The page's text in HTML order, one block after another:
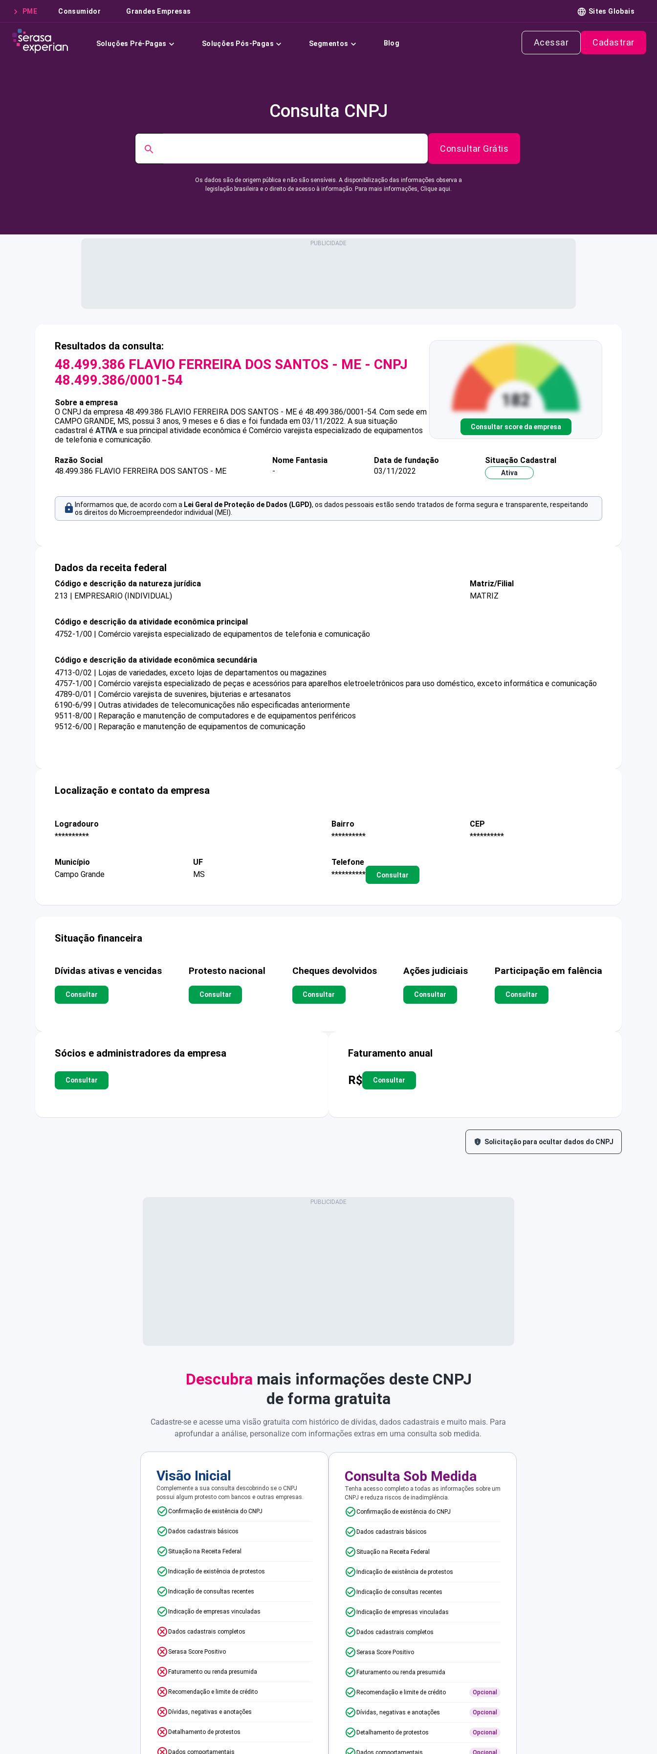
PME Consumidor Grandes Empresas Sites Globais
Soluções Pré-Pagas Soluções Pós-Pagas Segmentos Blog Acessar Cadastrar
Consulta CNPJ
Consultar Grátis
Os dados são de origem pública e não são sensíveis. A disponibilização das informações observa a
legislação brasileira e o direito de acesso à informação. Para mais informações, Clique aqui.
Resultados da consulta:
48.499.386 FLAVIO FERREIRA DOS SANTOS - ME - CNPJ
48.499.386/0001-54
Sobre a empresa
O CNPJ da empresa 48.499.386 FLAVIO FERREIRA DOS SANTOS - ME é 48.499.386/0001-54. Com sede em
CAMPO GRANDE, MS, possui 3 anos, 9 meses e 6 dias e foi fundada em 03/11/2022. A sua situação
cadastral é ATIVA e sua principal atividade econômica é Comércio varejista especializado de equipamentos
de telefonia e comunicação.
Consultar score da empresa
Razão Social
48.499.386 FLAVIO FERREIRA DOS SANTOS - ME
Nome Fantasia
-
Data de fundação
03/11/2022
Situação Cadastral
Ativa
Informamos que, de acordo com a Lei Geral de Proteção de Dados (LGPD), os dados pessoais estão sendo tratados de forma segura e transparente, respeitando
os direitos do Microempreendedor individual (MEI).
Dados da receita federal
Código e descrição da natureza jurídica
213 | EMPRESARIO (INDIVIDUAL)
Matriz/Filial
MATRIZ
Código e descrição da atividade econômica principal
4752-1/00 | Comércio varejista especializado de equipamentos de telefonia e comunicação
Código e descrição da atividade econômica secundária
4713-0/02 | Lojas de variedades, exceto lojas de departamentos ou magazines
4757-1/00 | Comércio varejista especializado de peças e acessórios para aparelhos eletroeletrônicos para uso doméstico, exceto informática e comunicação
4789-0/01 | Comércio varejista de suvenires, bijuterias e artesanatos
6190-6/99 | Outras atividades de telecomunicações não especificadas anteriormente
9511-8/00 | Reparação e manutenção de computadores e de equipamentos periféricos
9512-6/00 | Reparação e manutenção de equipamentos de comunicação
Localização e contato da empresa
Logradouro
**********
Bairro
**********
CEP
**********
Município
Campo Grande
UF
MS
Telefone
**********
Consultar
Situação financeira
Dívidas ativas e vencidas
Consultar
Protesto nacional
Consultar
Cheques devolvidos
Consultar
Ações judiciais
Consultar
Participação em falência
Consultar
Sócios e administradores da empresa
Consultar
Faturamento anual
R$ Consultar
Solicitação para ocultar dados do CNPJ
Descubra mais informações deste CNPJ
de forma gratuita
Cadastre-se e acesse uma visão gratuita com histórico de dívidas, dados cadastrais e muito mais. Para
aprofundar a análise, personalize com informações extras em uma consulta sob medida.
Visão Inicial
Complemente a sua consulta descobrindo se o CNPJ
possui algum protesto com bancos e outras empresas.
Confirmação de existência do CNPJ
Dados cadastrais básicos
Situação na Receita Federal
Indicação de existência de protestos
Indicação de consultas recentes
Indicação de empresas vinculadas
Dados cadastrais completos
Serasa Score Positivo
Faturamento ou renda presumida
Recomendação e limite de crédito
Dívidas, negativas e anotações
Detalhamento de protestos
Dados comportamentais
Consulta Sob Medida
Tenha acesso completo a todas as informações sobre um
CNPJ e reduza riscos de inadimplência.
Confirmação de existência do CNPJ
Dados cadastrais básicos
Situação na Receita Federal
Indicação de existência de protestos
Indicação de consultas recentes
Indicação de empresas vinculadas
Dados cadastrais completos
Serasa Score Positivo
Faturamento ou renda presumida
Recomendação e limite de crédito Opcional
Dívidas, negativas e anotações Opcional
Detalhamento de protestos Opcional
Dados comportamentais Opcional